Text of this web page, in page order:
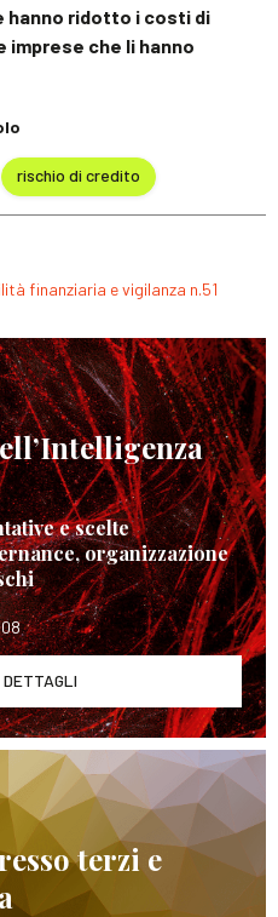
hanno ridotto i costi di
imprese che li hanno
rischio di credito
finanziaria e vigilanza n.51
e scelte
organizzazione
DETTAGLI
terzi e